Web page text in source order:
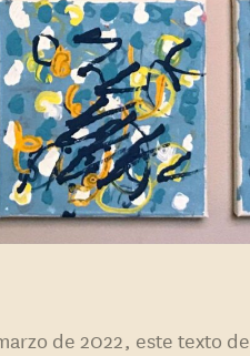
de 2022, este texto de